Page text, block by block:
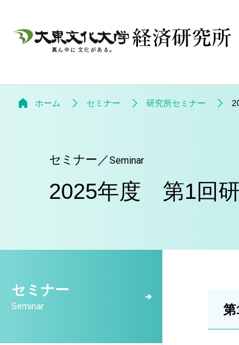
ホーム セミナー 研究所セミナー
セミナー ／Seminar
2025年度 第1回
セミナー
Seminar 第